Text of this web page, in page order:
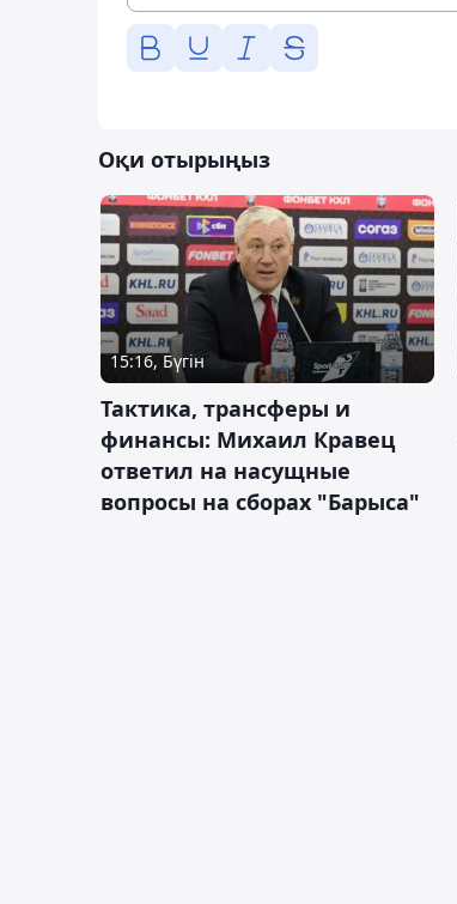
Оқи отырыңыз
15:16, Бүгін
Тактика, трансферы и
финансы: Михаил Кравец
ответил на насущные
вопросы на сборах "Барыса"